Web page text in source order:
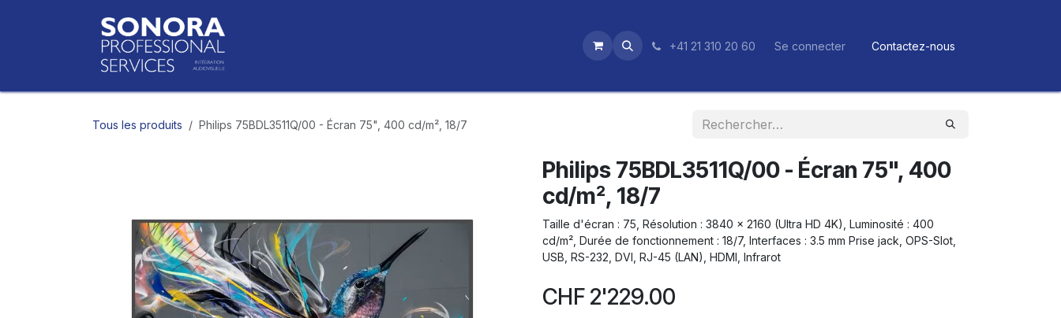
+41 21 310 20 60 Se connecter Contactez-nous
Tous les produits Philips 75BDL3511Q/00 - Écran 75", 400 cd/m², 18/7
Philips 75BDL3511Q/00 - Écran 75", 400
cd/m², 18/7
Taille d'écran : 75, Résolution : 3840 x 2160 (Ultra HD 4K), Luminosité : 400
cd/m², Durée de fonctionnement : 18/7, Interfaces : 3.5 mm Prise jack, OPS-Slot,
USB, RS-232, DVI, RJ-45 (LAN), HDMI, Infrarot
CHF 2'229.00